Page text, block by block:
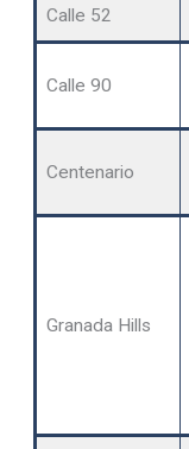
Calle 52
Calle 90
Centenario
Granada Hills